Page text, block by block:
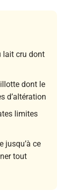
lait cru dont
dont le
d’altération
limites
jusqu’à ce
tout